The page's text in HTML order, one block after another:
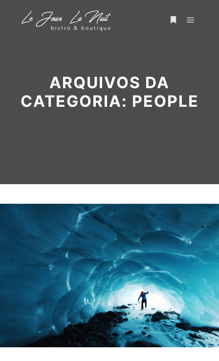
ARQUIVOS DA
CATEGORIA: PEOPLE